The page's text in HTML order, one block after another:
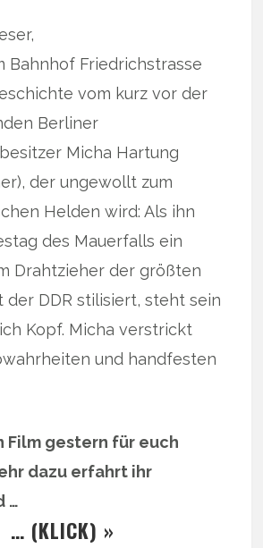
Bahnhof Friedrichstrasse
vom kurz vor der
Berliner
Micha Hartung
der ungewollt zum
Helden wird: Als ihn
des Mauerfalls ein
Drahtzieher der größten
der DDR stilisiert, steht sein
Kopf. Micha verstrickt
und handfesten
Film gestern für euch
dazu erfahrt ihr
…
… (KLICK) »